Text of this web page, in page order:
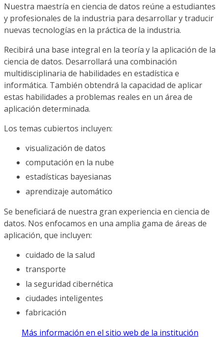
Nuestra maestría en ciencia de datos reúne a estudiantes
y profesionales de la industria para desarrollar y traducir
nuevas tecnologías en la práctica de la industria.
Recibirá una base integral en la teoría y la aplicación de la
ciencia de datos. Desarrollará una combinación
multidisciplinaria de habilidades en estadística e
informática. También obtendrá la capacidad de aplicar
estas habilidades a problemas reales en un área de
aplicación determinada.
Los temas cubiertos incluyen:
visualización de datos
computación en la nube
estadísticas bayesianas
aprendizaje automático
Se beneficiará de nuestra gran experiencia en ciencia de
datos. Nos enfocamos en una amplia gama de áreas de
aplicación, que incluyen:
cuidado de la salud
transporte
la seguridad cibernética
ciudades inteligentes
fabricación
Más información en el sitio web de la institución